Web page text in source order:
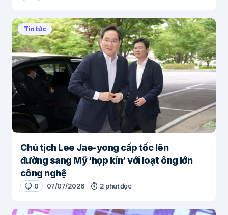
Tin tức
Chủ tịch Lee Jae-yong cấp tốc lên
đường sang Mỹ ‘họp kín’ với loạt ông lớn
công nghệ
0 07/07/2026 2 phút đọc